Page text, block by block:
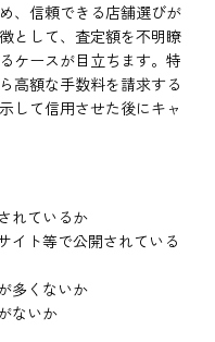
、信頼できる店舗選びが
として、査定額を不明瞭
ケースが目立ちます。特
高額な手数料を請求する
して信用させた後にキャ
れているか
イト等で公開されている
多くないか
ないか